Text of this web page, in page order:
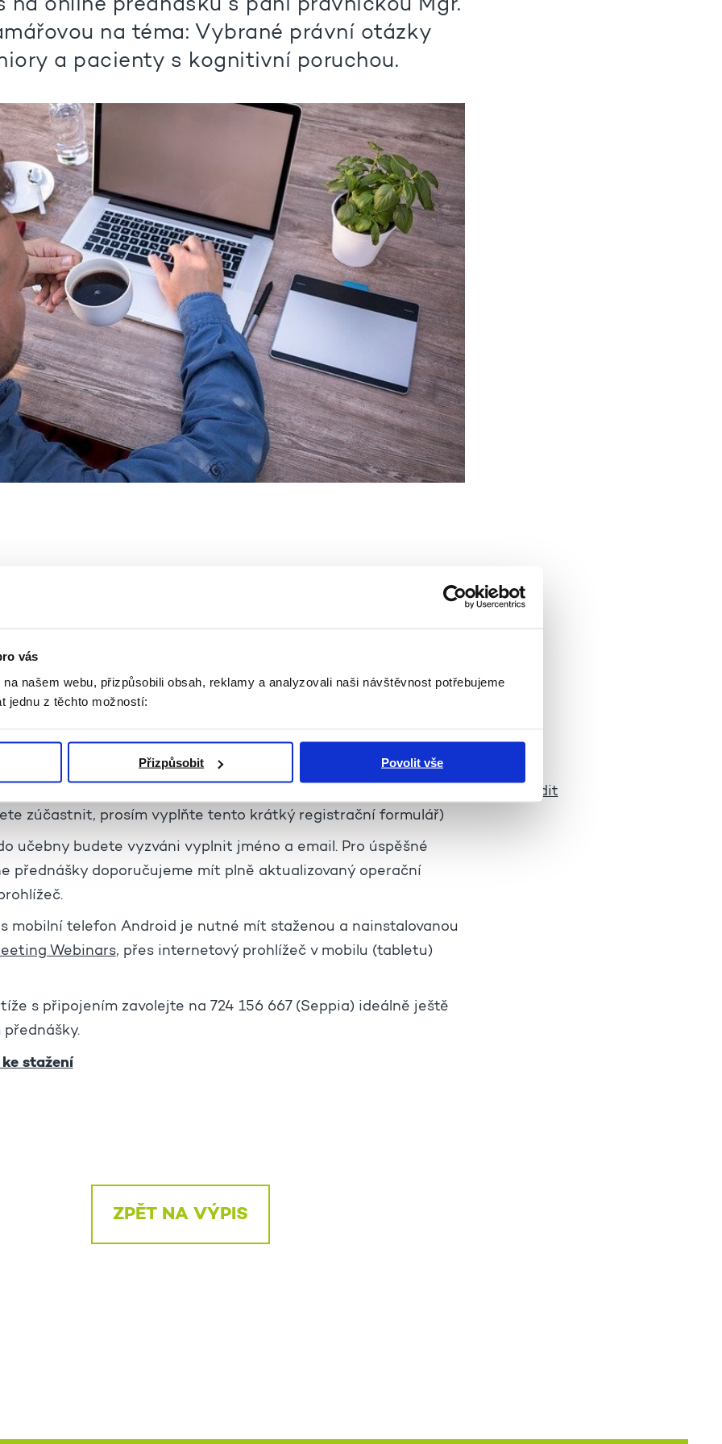
vás
našem webu, přizpůsobili obsah, reklamy a analyzovali naši návštěvnost potřebujeme
jednu z těchto možností:
Přizpůsobit Povolit vše
na online přednášku s paní právničkou Mgr.
na téma: Vybrané právní otázky
a pacienty s kognitivní poruchou.
z pohodlí Vašeho domova/práce (stačí připojení k internetu)
od 13:00 do 14.30 hod. (Vstup do učebny bude možný cca 15
přednášky)
forms/d/14dHBfTtRKwN7qrMGVJXK3Q9JNzgjU39yL09CppXykC8/edit
zúčastnit, prosím vyplňte tento krátký registrační formulář)
učebny budete vyzváni vyplnit jméno a email. Pro úspěšné
přednášky doporučujeme mít plně aktualizovaný operační
mobilní telefon Android je nutné mít staženou a nainstalovanou
Webinars, přes internetový prohlížeč v mobilu (tabletu)
s připojením zavolejte na 724 156 667 (Seppia) ideálně ještě
stažení
ZPĚT NA VÝPIS